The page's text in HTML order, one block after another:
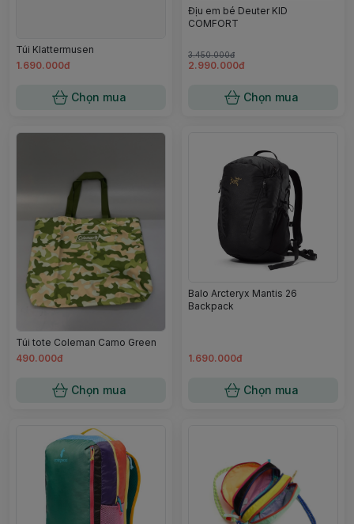
Túi Klattermusen
1.690.000đ
Chọn mua
Địu em bé Deuter KID
COMFORT
3.450.000đ
2.990.000đ
Chọn mua
Túi tote Coleman Camo Green
490.000đ
Chọn mua
Balo Arcteryx Mantis 26
Backpack
1.690.000đ
Chọn mua